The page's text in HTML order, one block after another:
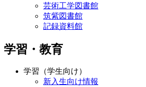
芸術工学図書館
筑紫図書館
記録資料館
学習・教育
学習（学生向け）
新入生向け情報